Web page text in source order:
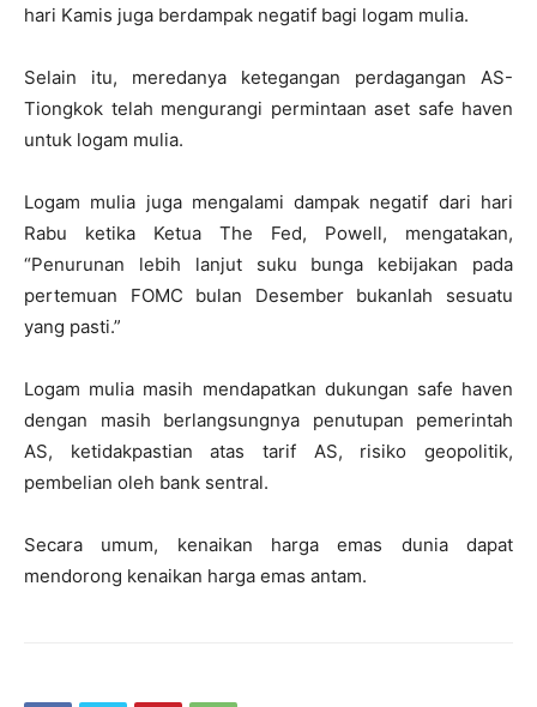
hari Kamis juga berdampak negatif bagi logam mulia.
Selain itu, meredanya ketegangan perdagangan AS-
Tiongkok telah mengurangi permintaan aset safe haven
untuk logam mulia.
Logam mulia juga mengalami dampak negatif dari hari
Rabu ketika Ketua The Fed, Powell, mengatakan,
“Penurunan lebih lanjut suku bunga kebijakan pada
pertemuan FOMC bulan Desember bukanlah sesuatu
yang pasti.”
Logam mulia masih mendapatkan dukungan safe haven
dengan masih berlangsungnya penutupan pemerintah
AS, ketidakpastian atas tarif AS, risiko geopolitik,
pembelian oleh bank sentral.
Secara umum, kenaikan harga emas dunia dapat
mendorong kenaikan harga emas antam.